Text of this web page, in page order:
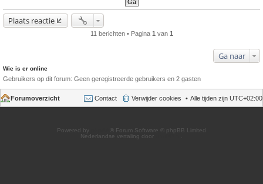
Plaats reactie
11 berichten • Pagina 1 van 1
Ga naar
Wie is er online
Gebruikers op dit forum: Geen geregistreerde gebruikers en 2 gasten
Forumoverzicht Alle tijden zijn UTC+02:00
Verwijder cookies
Contact
Powered by
® Forum Software © phpBB Limited
Nederlandse vertaling door